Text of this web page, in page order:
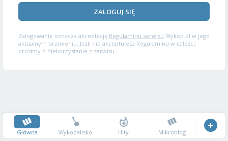
ZALOGUJ SIĘ
Zalogowanie oznacza akceptację Regulaminu serwisu Wykop.pl w jego
aktualnym brzmieniu. Jeśli nie akceptujesz Regulaminu w całości,
prosimy o niekorzystanie z serwisu.
Główna Wykopalisko Hity Mikroblog